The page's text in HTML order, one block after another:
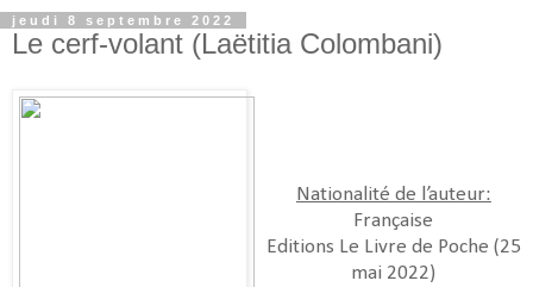
jeudi 8 septembre 2022
Le cerf-volant (Laëtitia Colombani)
Nationalité de l’auteur:
Française
Editions Le Livre de Poche (25
mai 2022)